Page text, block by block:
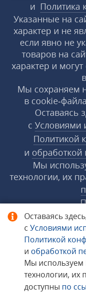
Оставаясь
с Условиями
Политикой
и обработкой
Мы используем
технологии, их
доступны по
и Политика
Указанные на
характер и не
если явно не
товаров на
характер и
Мы сохраняем
в
Оставаясь
с Условиями
Политикой
и
Мы
технологии, их
© 1998−2026